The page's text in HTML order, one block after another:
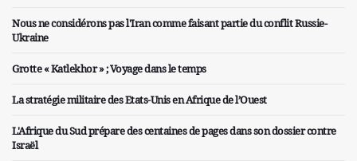
Nous ne considérons pas l'Iran comme faisant partie du conflit Russie-
Ukraine
Grotte « Katlekhor » ; Voyage dans le temps
La stratégie militaire des Etats-Unis en Afrique de l’Ouest
L'Afrique du Sud prépare des centaines de pages dans son dossier contre
Israël